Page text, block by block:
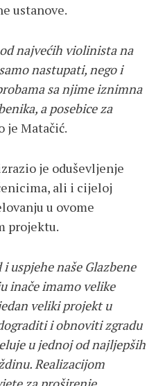
ustanove.
najvećih violinista na
nastupati, nego i
sa njime iznimna
a posebice za
je Matačić.
je oduševljenje
ali i cijeloj
u ovome
projektu.
uspjehe naše Glazbene
inače imamo velike
veliki projekt u
i obnoviti zgradu
u jednoj od najljepših
Realizacijom